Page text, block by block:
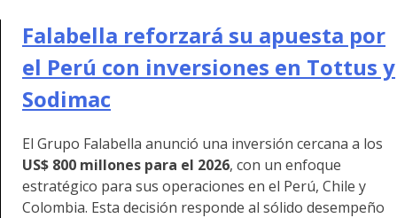
Falabella reforzará su apuesta por
el Perú con inversiones en Tottus y
Sodimac
El Grupo Falabella anunció una inversión cercana a los
US$ 800 millones para el 2026, con un enfoque
estratégico para sus operaciones en el Perú, Chile y
Colombia. Esta decisión responde al sólido desempeño